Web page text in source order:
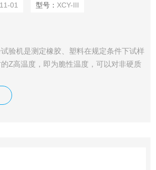
01 型号： XCY-III
验机是测定橡胶、塑料在规定条件下试样
Z高温度，即为脆性温度，可以对非硬质
劣。因此无论在科学研究材料及生产过程
的。